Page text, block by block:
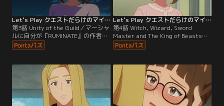
Let’s Play クエストだらけのマイライフ 第03話
第3話 Unity of the Guild／マーシャ
ルに自分が『RUMINATE』の作者で
あること、プレイ方法が間違ってい
ることを伝えるために部屋を訪ねた
と名乗る美しい女性だった。結局な
にも言えずに落ち込むサムだが、ゲ
ーム仲間たちに背中を押される。
Let’s Play クエストだらけのマイライフ 第04話
第4話 Witch, Wizard, Sword
Master and The King of Beasts／
サムのゲーム開発者としての未来を
自分の動画が閉ざしてしまったと知
が、サムへの謝罪はうまくいかな
い。一方、サムに思いを寄せるリン
クは、彼女に支えられた過去を思い
返す。その好意にサムはとうとう気
づいてしまい…？